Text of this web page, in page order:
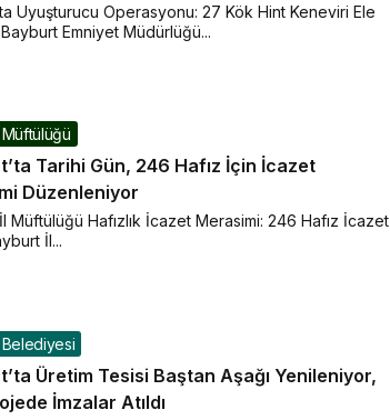
Uyuşturucu Operasyonu: 27 Kök Hint Keneviri Ele
Emniyet Müdürlüğü...
Tarihi Gün, 246 Hafız İçin İcazet
Düzenleniyor
Müftülüğü Hafızlık İcazet Merasimi: 246 Hafız İcazet
İl...
Üretim Tesisi Baştan Aşağı Yenileniyor,
İmzalar Atıldı